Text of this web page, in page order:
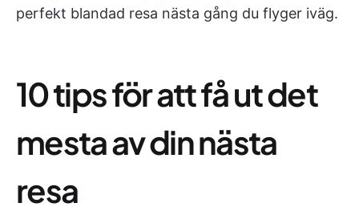
perfekt blandad resa nästa gång du flyger iväg.
10 tips för att få ut det
mesta av din nästa
resa